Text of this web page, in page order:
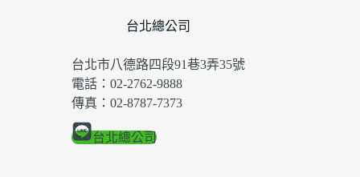
台北總公司
台北市八德路四段91巷3弄35號
電話：02-2762-9888
傳真：02-8787-7373
台北總公司